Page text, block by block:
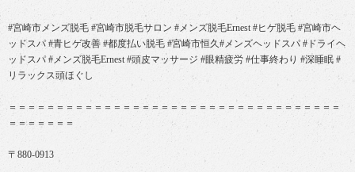
#宮崎市メンズ脱毛 #宮崎市脱毛サロン #メンズ脱毛Ernest #ヒゲ脱毛 #宮崎市ヘ
ッドスパ #青ヒゲ改善 #都度払い脱毛 #宮崎市恒久#メンズヘッドスパ #ドライヘ
ッドスパ #メンズ脱毛Ernest #頭皮マッサージ #眼精疲労 #仕事終わり #深睡眠 #
リラックス頭ほぐし
＝＝＝＝＝＝＝＝＝＝＝＝＝＝＝＝＝＝＝＝＝＝＝＝＝＝＝＝＝＝＝＝＝＝＝
＝＝＝＝＝＝＝
〒880-0913